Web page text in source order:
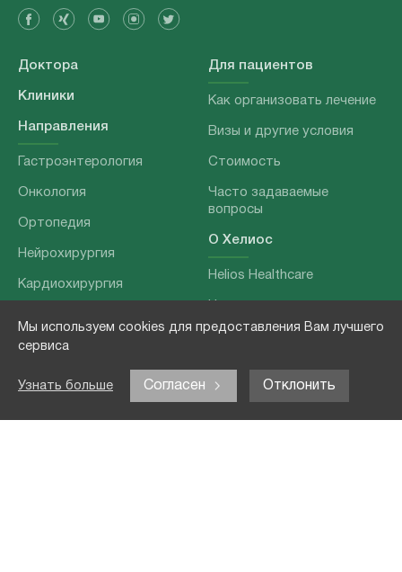
Мы используем cookies для предоставления Вам лучшего
сервиса
Узнать больше Согласен Отклонить
Доктора
Клиники
Направления
Гастроэнтерология
Онкология
Ортопедия
Нейрохирургия
Кардиохирургия
Хирургия позвоночника
Для пациентов
Как организовать лечение
Визы и другие условия
Стоимость
Часто задаваемые
вопросы
О Хелиос
Helios Healthcare
О нашей команде
Выходные данные